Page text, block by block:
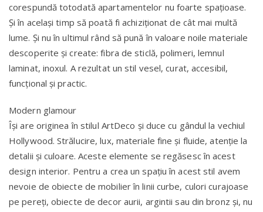
corespundă totodată apartamentelor nu foarte spațioase.
Și în același timp să poată fi achiziționat de cât mai multă
lume. Și nu în ultimul rând să pună în valoare noile materiale
descoperite și create: fibra de sticlă, polimeri, lemnul
laminat, inoxul. A rezultat un stil vesel, curat, accesibil,
funcțional și practic.
Modern glamour
Își are originea în stilul ArtDeco și duce cu gândul la vechiul
Hollywood. Strălucire, lux, materiale fine și fluide, atenție la
detalii și culoare. Aceste elemente se regăsesc în acest
design interior. Pentru a crea un spațiu în acest stil avem
nevoie de obiecte de mobilier în linii curbe, culori curajoase
pe pereți, obiecte de decor aurii, argintii sau din bronz și, nu